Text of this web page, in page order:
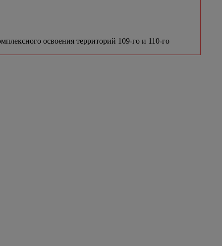
освоения территорий 109-го и 110-го